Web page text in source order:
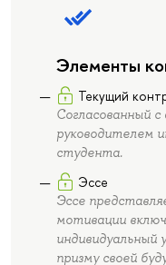
Элементы
Текущий
Согласованный
руководителем
студента.
Эссе
Эссе
мотивации
индивидуальный
призму своей